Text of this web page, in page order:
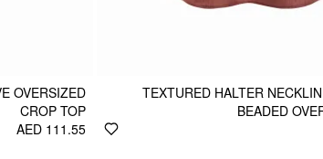
TEXTURED HALTER
BEADED
OVERSIZED
CROP TOP
AED 111.55